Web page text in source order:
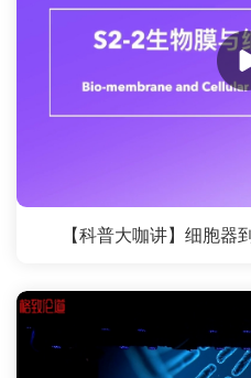
【科普大咖讲】细胞器